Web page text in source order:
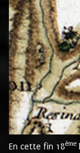
En cette fin 18ème